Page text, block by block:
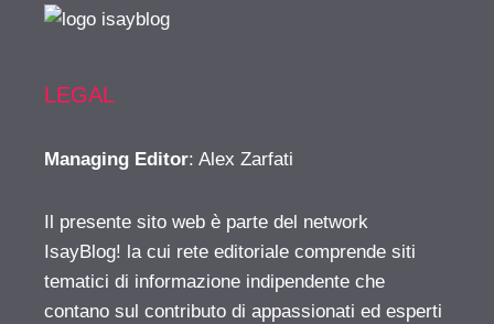
LEGAL
Managing Editor: Alex Zarfati
Il presente sito web è parte del network
IsayBlog! la cui rete editoriale comprende siti
tematici di informazione indipendente che
contano sul contributo di appassionati ed esperti